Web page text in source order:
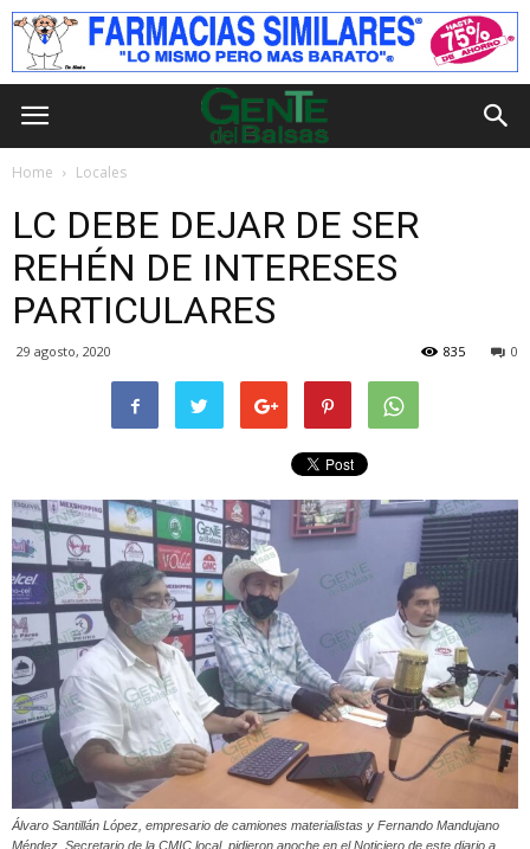
Home Locales
LC DEBE DEJAR DE SER
REHÉN DE INTERESES
PARTICULARES
29 agosto, 2020 0
835
Álvaro Santillán López, empresario de camiones materialistas y Fernando Mandujano
Méndez, Secretario de la CMIC local, pidieron anoche en el Noticiero de este diario a